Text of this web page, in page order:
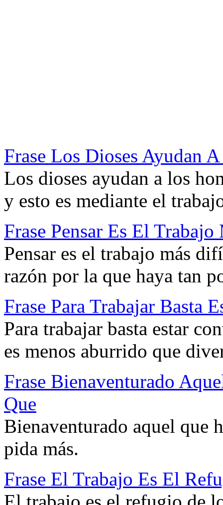
Frase Los Dioses Ayudan
Los dioses ayudan a los
y esto es mediante el
Frase Pensar Es El
Pensar es el trabajo más
razón por la que haya tan
Frase Para Trabajar Basta
Para trabajar basta estar
es menos aburrido que
Frase Bienaventurado
Que
Bienaventurado aquel que
pida más.
Frase El Trabajo Es El